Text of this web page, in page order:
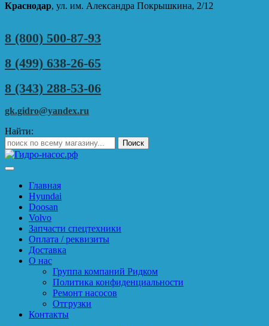
Краснодар, ул. им. Александра Покрышкина, 2/12
8 (800) 500-87-93
8 (499) 638-26-65
8 (343) 288-53-06
gk.gidro@yandex.ru
Найти:
Главная
Hyundai
Doosan
Volvo
Запчасти спецтехники
Оплата / реквизиты
Доставка
О нас
Группа компаний Ридком
Политика конфиденциальности
Ремонт насосов
Отгрузки
Контакты